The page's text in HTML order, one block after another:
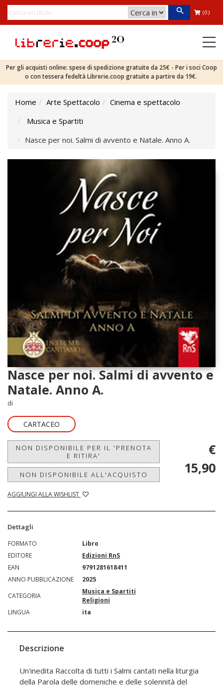
(0)
Per gli acquisti online: spese di spedizione gratuite da 25€ - Per i soci Coop
o con tessera fedeltà Librerie.coop gratuite a partire da 19€.
Home Arte Spettacolo
Cinema e spettacolo
Musica e Spartiti
Nasce per noi. Salmi di avvento e Natale. Anno A.
Nasce per noi. Salmi di avvento e
Natale. Anno A.
di
CARTACEO
NON DISPONIBILE PER IL 'PRENOTA
E RITIRA'
NON DISPONIBILE ALL'ACQUISTO
AGGIUNGI ALLA WISHLIST
€
15,90
Dettagli
FORMATO
Libro
EDITORE
Edizioni RnS
EAN
9791281618411
ANNO PUBBLICAZIONE
2025
CATEGORIA
Musica e Spartiti
Religioni
LINGUA
ita
Descrizione
Un'inedita Raccolta di tutti i Salmi cantati nella liturgia
della Parola delle domeniche e delle solennità del